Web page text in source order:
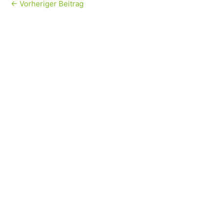
← Vorheriger Beitrag